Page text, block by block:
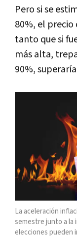
Pero si se
80%, el precio
tanto que si
más alta,
90%,
La aceleración
semestre junto a la
elecciones pueden